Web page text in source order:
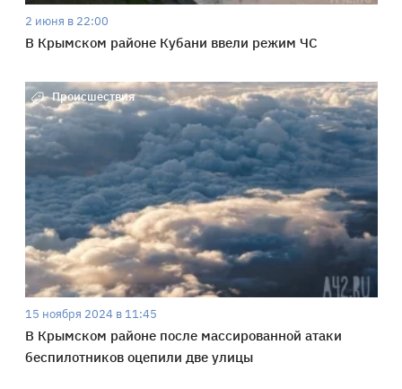
2 июня в 22:00
В Крымском районе Кубани ввели режим ЧС
Происшествия
15 ноября 2024 в 11:45
В Крымском районе после массированной атаки
беспилотников оцепили две улицы